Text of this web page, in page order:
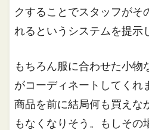
クすることでスタッフがそ
れるというシステムを提示
もちろん服に合わせた小物
がコーディネートしてくれ
商品を前に結局何も買え
もなくなりそう。もしその